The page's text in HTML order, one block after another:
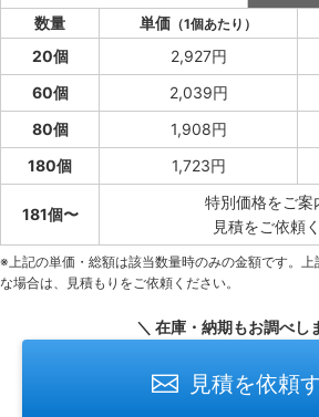
数量
単価 （1個あたり）
20個 2,927円
60個
2,039円
80個
1,908円
180個
1,723円
181個〜
特別価格をご案
見積をご依頼
※上記の単価・総額は該当数量時のみの金額です。
な場合は、見積もりをご依頼ください。
＼ 在庫・納期もお調べし
見積を依頼